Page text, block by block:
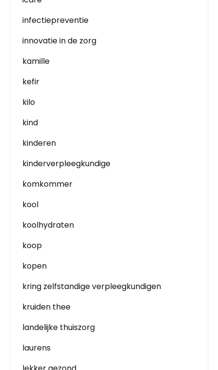
infectiepreventie
innovatie in de zorg
kamille
kefir
kilo
kind
kinderen
kinderverpleegkundige
komkommer
kool
koolhydraten
koop
kopen
kring zelfstandige verpleegkundigen
kruiden thee
landelijke thuiszorg
laurens